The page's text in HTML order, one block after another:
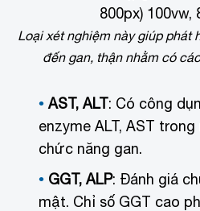
800px) 100vw,
Loại xét nghiệm này giúp phát
đến gan, thận nhằm có
AST, ALT: Có công
enzyme ALT, AST
chức năng gan.
GGT, ALP: Đánh giá
mật. Chỉ số GGT cao